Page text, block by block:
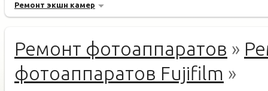
Ремонт экшн камер
Ремонт фотоаппаратов »
фотоаппаратов Fujifilm »